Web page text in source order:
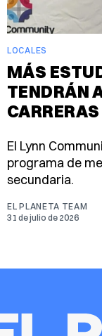
LOCALES
MÁS
TENDRÁN
El Lynn
programa de
secundaria.
EL PLANETA TEAM
31 de julio de 2026